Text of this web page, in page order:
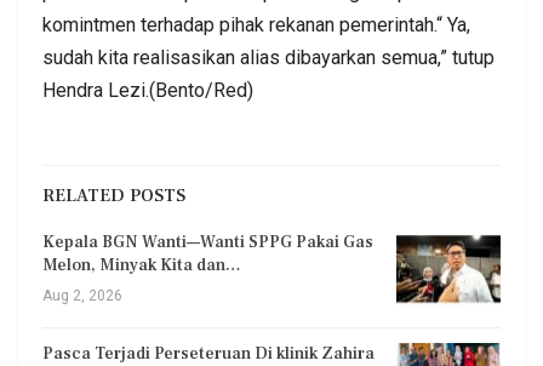
komintmen terhadap pihak rekanan pemerintah.“ Ya,
sudah kita realisasikan alias dibayarkan semua,” tutup
Hendra Lezi.(Bento/Red)
RELATED POSTS
Kepala BGN Wanti—Wanti SPPG Pakai Gas
Melon, Minyak Kita dan…
Aug 2, 2026
Pasca Terjadi Perseteruan Di klinik Zahira